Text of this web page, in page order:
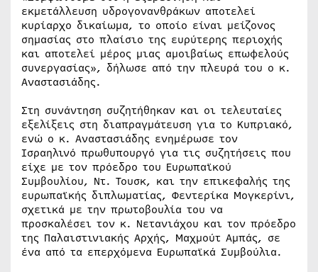
εκμετάλλευση υδρογονανθράκων αποτελεί
κυρίαρχο δικαίωμα, το οποίο είναι μείζονος
σημασίας στο πλαίσιο της ευρύτερης περιοχής
και αποτελεί μέρος μιας αμοιβαίως επωφελούς
συνεργασίας», δήλωσε από την πλευρά του ο κ.
Αναστασιάδης.
Στη συνάντηση συζητήθηκαν και οι τελευταίες
εξελίξεις στη διαπραγμάτευση για το Κυπριακό,
ενώ ο κ. Αναστασιάδης ενημέρωσε τον
Ισραηλινό πρωθυπουργό για τις συζητήσεις που
είχε με τον πρόεδρο του Ευρωπαϊκού
Συμβουλίου, Ντ. Τουσκ, και την επικεφαλής της
ευρωπαϊκής διπλωματίας, Φεντερίκα Μογκερίνι,
σχετικά με την πρωτοβουλία του να
προσκαλέσει τον κ. Νετανιάχου και τον πρόεδρο
της Παλαιστινιακής Αρχής, Μαχμούτ Αμπάς, σε
ένα από τα επερχόμενα Ευρωπαϊκά Συμβούλια.